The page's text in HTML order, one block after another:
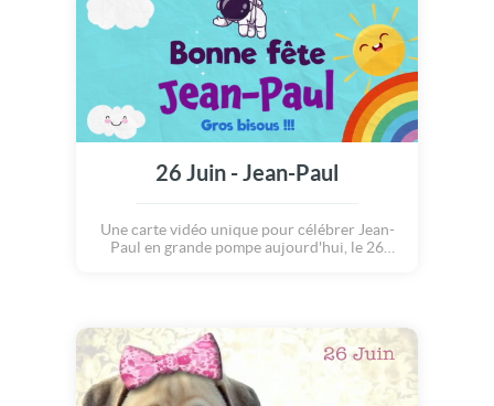
26 Juin - Jean-Paul
Une carte vidéo unique pour célébrer Jean-
Paul en grande pompe aujourd'hui, le 26